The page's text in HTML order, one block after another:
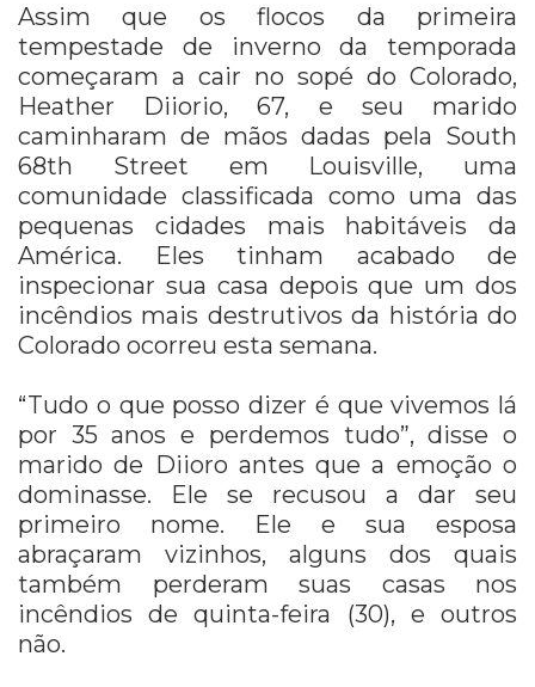
Assim que os flocos da primeira
tempestade de inverno da temporada
começaram a cair no sopé do Colorado,
Heather Diiorio, 67, e seu marido
caminharam de mãos dadas pela South
68th Street em Louisville, uma
comunidade classificada como uma das
pequenas cidades mais habitáveis ​​da
América. Eles tinham acabado de
inspecionar sua casa depois que um dos
incêndios mais destrutivos da história do
Colorado ocorreu esta semana.
“Tudo o que posso dizer é que vivemos lá
por 35 anos e perdemos tudo”, disse o
marido de Diioro antes que a emoção o
dominasse. Ele se recusou a dar seu
primeiro nome. Ele e sua esposa
abraçaram vizinhos, alguns dos quais
também perderam suas casas nos
incêndios de quinta-feira (30), e outros
não.